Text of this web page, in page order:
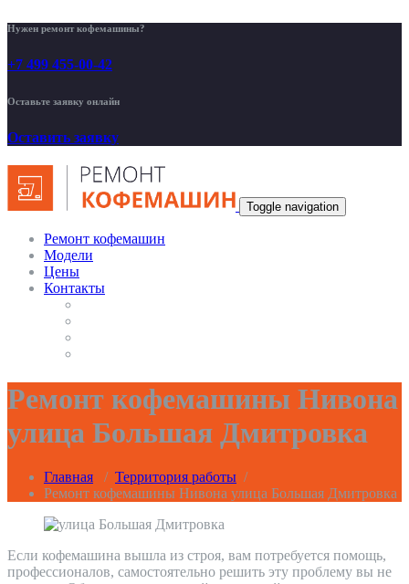
Нужен ремонт кофемашины?
+7 499 455-00-42
Оставьте заявку онлайн
Оставить заявку
Toggle navigation
Ремонт кофемашин
Модели
Цены
Контакты
Ремонт кофемашины Нивона
улица Большая Дмитровка
Главная / Территория работы /
Ремонт кофемашины Нивона улица Большая Дмитровка
Если кофемашина вышла из строя, вам потребуется помощь,
профессионалов, самостоятельно решить эту проблему вы не